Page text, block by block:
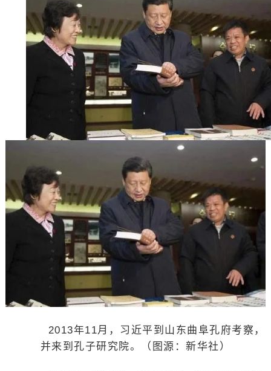
2013年11月，习近平到山东曲阜孔府考察，
并来到孔子研究院。（图源：新华社）